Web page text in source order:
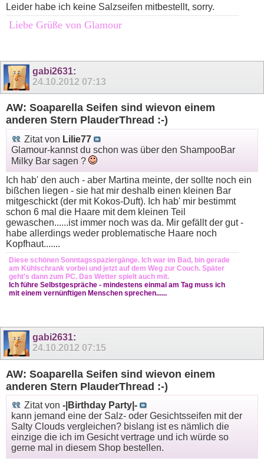
Leider habe ich keine Salzseifen mitbestellt, sorry.
Liebe Grüße von Glamour
gabi2631:
24.10.2012 07:13
AW: Soaparella Seifen sind wievon einem
anderen Stern PlauderThread :-)
Zitat von Lilie77
Glamour-kannst du schon was über den ShampooBar
Milky Bar sagen ?
Ich hab' den auch - aber Martina meinte, der sollte noch ein
bißchen liegen - sie hat mir deshalb einen kleinen Bar
mitgeschickt (der mit Kokos-Duft). Ich hab' mir bestimmt
schon 6 mal die Haare mit dem kleinen Teil
gewaschen......ist immer noch was da. Mir gefällt der gut -
habe allerdings weder problematische Haare noch
Kopfhaut.......
Diese schönen Sonntagsspaziergänge. Ich war im Bad, bin gerade
am Kühlschrank vorbei und jetzt auf dem Weg zur Couch. Später
geht's dann zum PC. Das Wetter spielt auch mit.
Ich führe Selbstgespräche - mindestens einmal am Tag muss ich
mit einem vernünftigen Menschen sprechen......
gabi2631:
24.10.2012 07:15
AW: Soaparella Seifen sind wievon einem
anderen Stern PlauderThread :-)
Zitat von -|Birthday Party|-
kann jemand eine der Salz- oder Gesichtsseifen mit der
Salty Clouds vergleichen? bislang ist es nämlich die
einzige die ich im Gesicht vertrage und ich würde so
gerne mal in diesem Shop bestellen.